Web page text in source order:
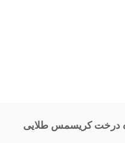
درخت کریسمس طلایی